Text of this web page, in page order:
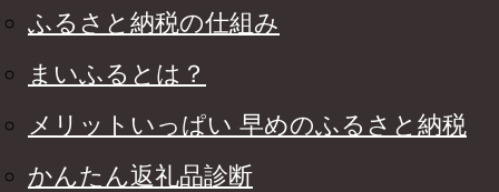
ふるさと納税の仕組み
まいふるとは？
メリットいっぱい 早めのふるさと納税
かんたん返礼品診断